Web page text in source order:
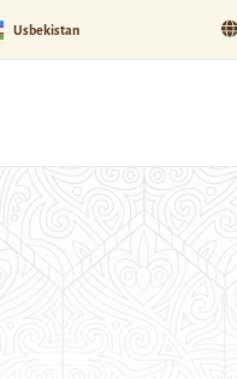
Usbekistan